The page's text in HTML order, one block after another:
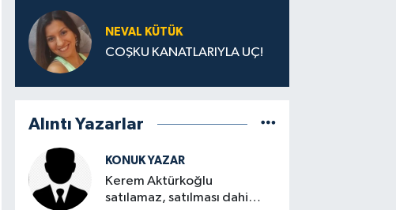
NEVAL KÜTÜK
COŞKU KANATLARIYLA UÇ!
Alıntı Yazarlar
KONUK YAZAR
Kerem Aktürkoğlu
satılamaz, satılması dahi